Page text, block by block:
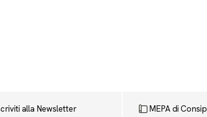
alla Newsletter MEPA di Consip